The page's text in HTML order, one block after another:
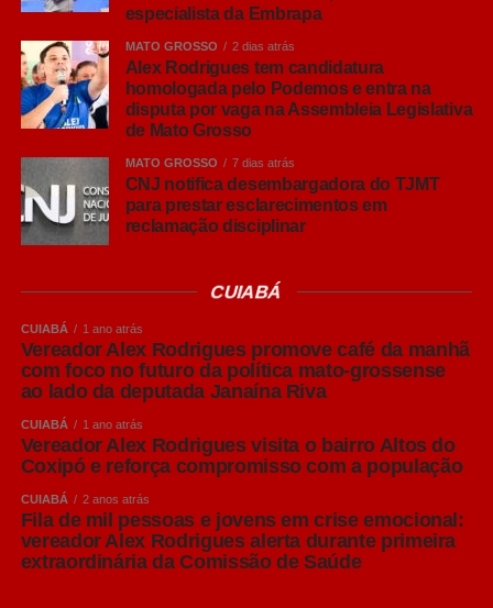
Leia Também: Personalidades
políticas e lideranças agradecem à
primeira-dama de MT pela atuação
com associações de bairros do
Estado
O pesquisador ressaltou que o Brasil já possui um
elevado padrão sanitário na produção de suínos,
reconhecido internacionalmente, mas alertou que esse
resultado exige vigilância constante.
“Chegar a um bom nível sanitário é importante, mas
mantê-lo e buscar melhorias contínuas é ainda mais
desafiador. Animais saudáveis apresentam melhor
desempenho, maior ganho de peso e melhores
resultados econômicos para o produtor”, afirmou.
Embora reconheça que muitas granjas mais antigas
enfrentam limitações estruturais e altos custos para
adequações completas, Amaral destacou que é possível
adotar medidas de manejo capazes de reduzir
significativamente os riscos sanitários.
especialista da Embrapa
MATO GROSSO 2 dias atrás
Alex Rodrigues tem candidatura
homologada pelo Podemos e entra na
disputa por vaga na Assembleia Legislativa
de Mato Grosso
MATO GROSSO 7 dias atrás
CNJ notifica desembargadora do TJMT
para prestar esclarecimentos em
reclamação disciplinar
CUIABÁ
CUIABÁ 1 ano atrás
Vereador Alex Rodrigues promove café da manhã
com foco no futuro da política mato-grossense
ao lado da deputada Janaína Riva
CUIABÁ 1 ano atrás
Vereador Alex Rodrigues visita o bairro Altos do
Coxipó e reforça compromisso com a população
CUIABÁ 2 anos atrás
Fila de mil pessoas e jovens em crise emocional:
vereador Alex Rodrigues alerta durante primeira
extraordinária da Comissão de Saúde